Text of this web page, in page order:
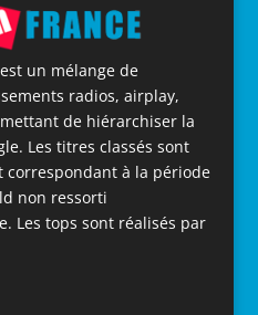
un mélange de
radios, airplay,
de hiérarchiser la
Les titres classés sont
à la période
non ressorti
Les tops sont réalisés par